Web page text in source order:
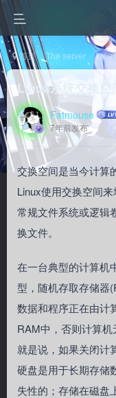
首页 The server Linux
Linux系统交换空
Fatmouse
7年前发布
交换空间是当今计算
Linux使用交换空间
常规文件系统或逻辑
换文件。
在一台典型的计算机
型，随机存取存储器
数据和程序正在由计
RAM中，否则计算
就是说，如果关闭计
硬盘是用于长期存储
失性的；存储在磁盘